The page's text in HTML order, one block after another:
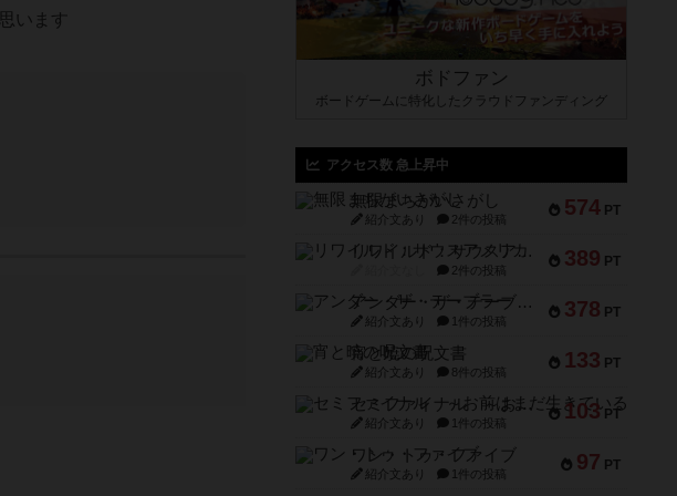
います
ボドファン
ボードゲームに特化したクラウドファンディング
アクセス数 急上昇中
574 PT
無限まちがいさがし
紹介文あり 2件の投稿
389 PT
リワイルド：サウスアメリカ
2件の投稿
378 PT
アンダー・ザ・テーブラー
紹介文あり 1件の投稿
133 PT
宵と暁の呪文書
紹介文あり 8件の投稿
103 PT
セミファイナル ～お前はまだ生きている～
紹介文あり 1件の投稿
97 PT
ワン・トゥ・ファイブ
紹介文あり 1件の投稿